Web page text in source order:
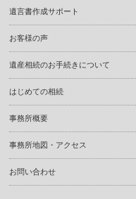
遺言書作成サポート
お客様の声
遺産相続のお手続きについて
はじめての相続
事務所概要
事務所地図・アクセス
お問い合わせ